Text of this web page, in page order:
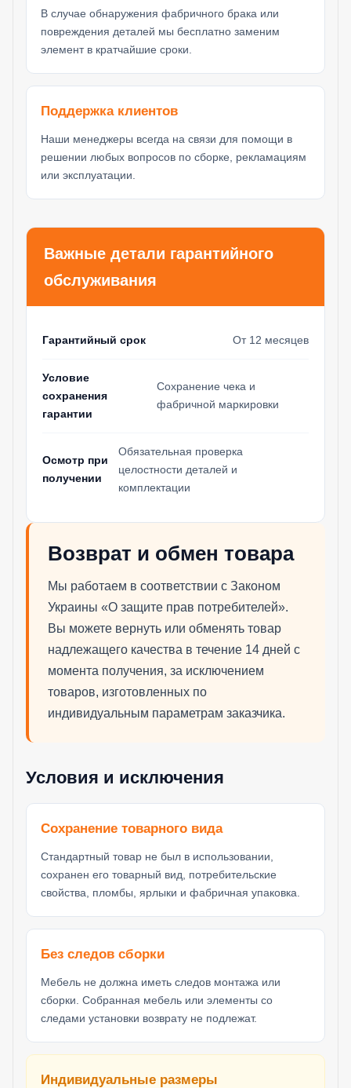
В случае обнаружения фабричного брака или
повреждения деталей мы бесплатно заменим
элемент в кратчайшие сроки.
Поддержка клиентов
Наши менеджеры всегда на связи для помощи в
решении любых вопросов по сборке, рекламациям
или эксплуатации.
Важные детали гарантийного
обслуживания
Гарантийный срок От 12 месяцев
Условие
сохранения
гарантии
Сохранение чека и
фабричной маркировки
Осмотр при
получении
Обязательная проверка
целостности деталей и
комплектации
Возврат и обмен товара
Мы работаем в соответствии с Законом
Украины «О защите прав потребителей».
Вы можете вернуть или обменять товар
надлежащего качества в течение 14 дней с
момента получения, за исключением
товаров, изготовленных по
индивидуальным параметрам заказчика.
Условия и исключения
Сохранение товарного вида
Стандартный товар не был в использовании,
сохранен его товарный вид, потребительские
свойства, пломбы, ярлыки и фабричная упаковка.
Без следов сборки
Мебель не должна иметь следов монтажа или
сборки. Собранная мебель или элементы со
следами установки возврату не подлежат.
Индивидуальные размеры